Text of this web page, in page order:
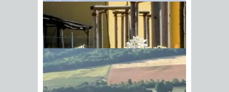
Sonnenschein am Morgen im
Ahornwald
akzeptiere dieDatenschutz­
erklärung
Kopie an Absender